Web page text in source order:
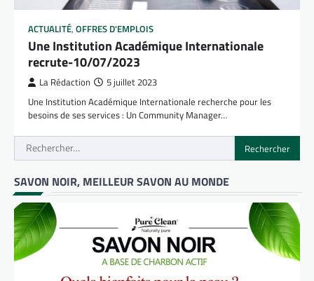
ACTUALITÉ, OFFRES D'EMPLOIS
Une Institution Académique Internationale
recrute-10/07/2023
La Rédaction 5 juillet 2023
Une Institution Académique Internationale recherche pour les
besoins de ses services : Un Community Manager…
Rechercher :
SAVON NOIR, MEILLEUR SAVON AU MONDE